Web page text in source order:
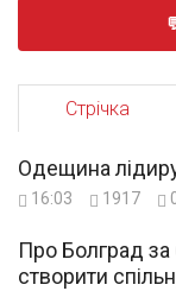
Стрічка
Одещина
16:03 1917
Про Болград за
створити